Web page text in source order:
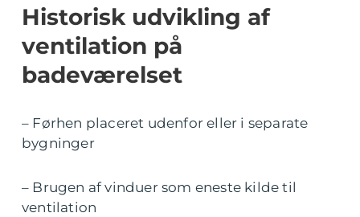
Historisk udvikling af
ventilation på
badeværelset
– Førhen placeret udenfor eller i separate
bygninger
– Brugen af vinduer som eneste kilde til
ventilation